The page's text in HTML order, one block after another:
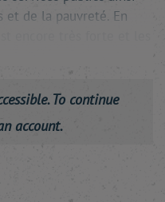
de la pauvreté. En
To continue
account.